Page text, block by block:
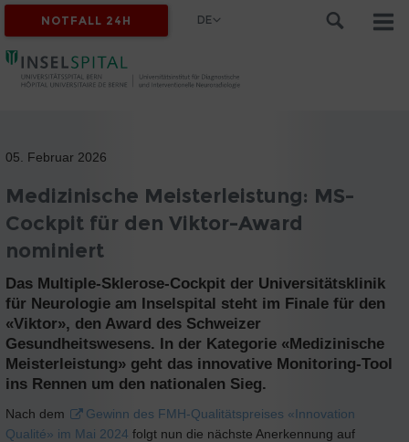
NOTFALL 24H DE
05. Februar 2026
Medizinische Meisterleistung: MS-
Cockpit für den Viktor-Award
nominiert
Das Multiple-Sklerose-Cockpit der Universitätsklinik
für Neurologie am Inselspital steht im Finale für den
«Viktor», den Award des Schweizer
Gesundheitswesens. In der Kategorie «Medizinische
Meisterleistung» geht das innovative Monitoring-Tool
ins Rennen um den nationalen Sieg.
Nach dem
Gewinn des FMH-Qualitätspreises «Innovation
Qualité» im Mai 2024 folgt nun die nächste Anerkennung auf